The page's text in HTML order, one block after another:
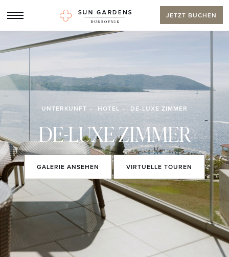
JETZT BUCHEN
UNTERKUNFT HOTEL DE-LUXE ZIMMER
DE-LUXE ZIMMER
GALERIE ANSEHEN VIRTUELLE TOUREN